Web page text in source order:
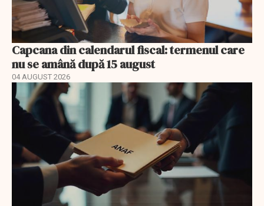
Capcana din calendarul fiscal: termenul care
nu se amână după 15 august
04 AUGUST 2026